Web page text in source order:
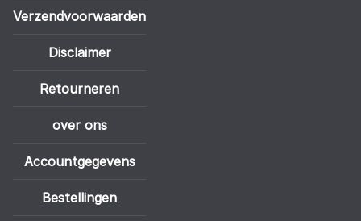
Verzendvoorwaarden
Disclaimer
Retourneren
over ons
Accountgegevens
Bestellingen